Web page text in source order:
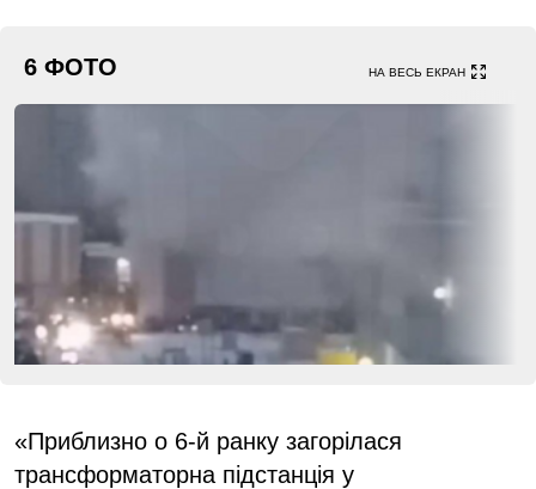
6 ФОТО НА ВЕСЬ ЕКРАН
«Приблизно о 6-й ранку загорілася
трансформаторна підстанція у